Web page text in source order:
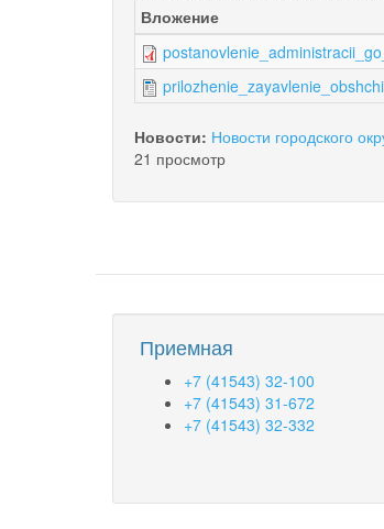
Вложение
Новости: Новости городского
21 просмотр
Приемная
+7 (41543) 32-100
+7 (41543) 31-672
+7 (41543) 32-332